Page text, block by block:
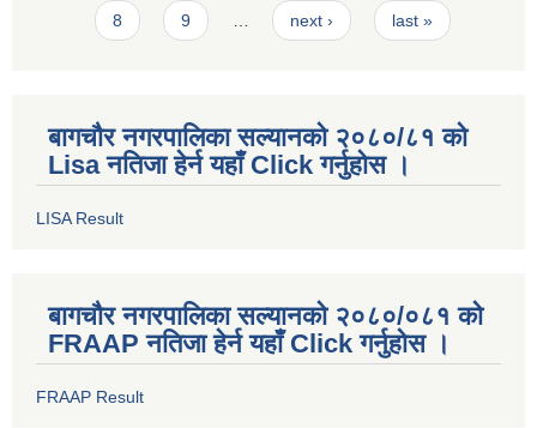
8 9 next › last »
बागचौर नगरपालिका सल्यानको २०८०/८१ को
Lisa नतिजा हेर्न यहाँ Click गर्नुहोस ।
LISA Result
बागचौर नगरपालिका सल्यानको २०८०/०८१ को
FRAAP नतिजा हेर्न यहाँ Click गर्नुहोस ।
FRAAP Result